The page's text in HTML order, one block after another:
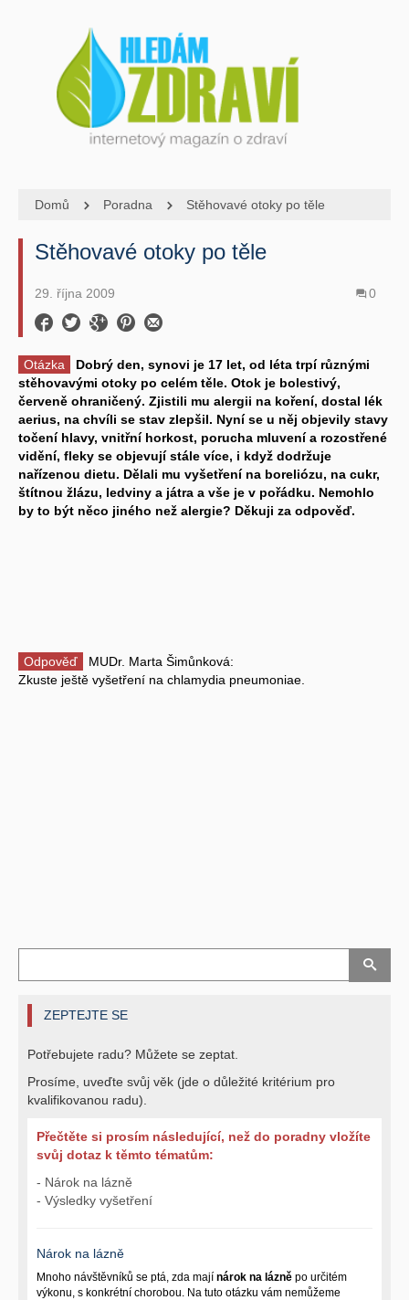
Domů Poradna Stěhovavé otoky po těle
Stěhovavé otoky po těle
29. října 2009 0
Otázka
Dobrý den, synovi je 17 let, od léta trpí různými
stěhovavými otoky po celém těle. Otok je bolestivý,
červeně ohraničený. Zjistili mu alergii na koření, dostal lék
aerius, na chvíli se stav zlepšil. Nyní se u něj objevily stavy
točení hlavy, vnitřní horkost, porucha mluvení a rozostřené
vidění, fleky se objevují stále více, i když dodržuje
nařízenou dietu. Dělali mu vyšetření na boreliózu, na cukr,
štítnou žlázu, ledviny a játra a vše je v pořádku. Nemohlo
by to být něco jiného než alergie? Děkuji za odpověď.
Odpověď
MUDr. Marta Šimůnková:
Zkuste ještě vyšetření na chlamydia pneumoniae.
ZEPTEJTE SE
Potřebujete radu? Můžete se zeptat.
Prosíme, uveďte svůj věk (jde o důležité kritérium pro
kvalifikovanou radu).
Přečtěte si prosím následující, než do poradny vložíte
svůj dotaz k těmto tématům:
- Nárok na lázně
- Výsledky vyšetření
Nárok na lázně
Mnoho návštěvníků se ptá, zda mají nárok na lázně po určitém
výkonu, s konkrétní chorobou. Na tuto otázku vám nemůžeme